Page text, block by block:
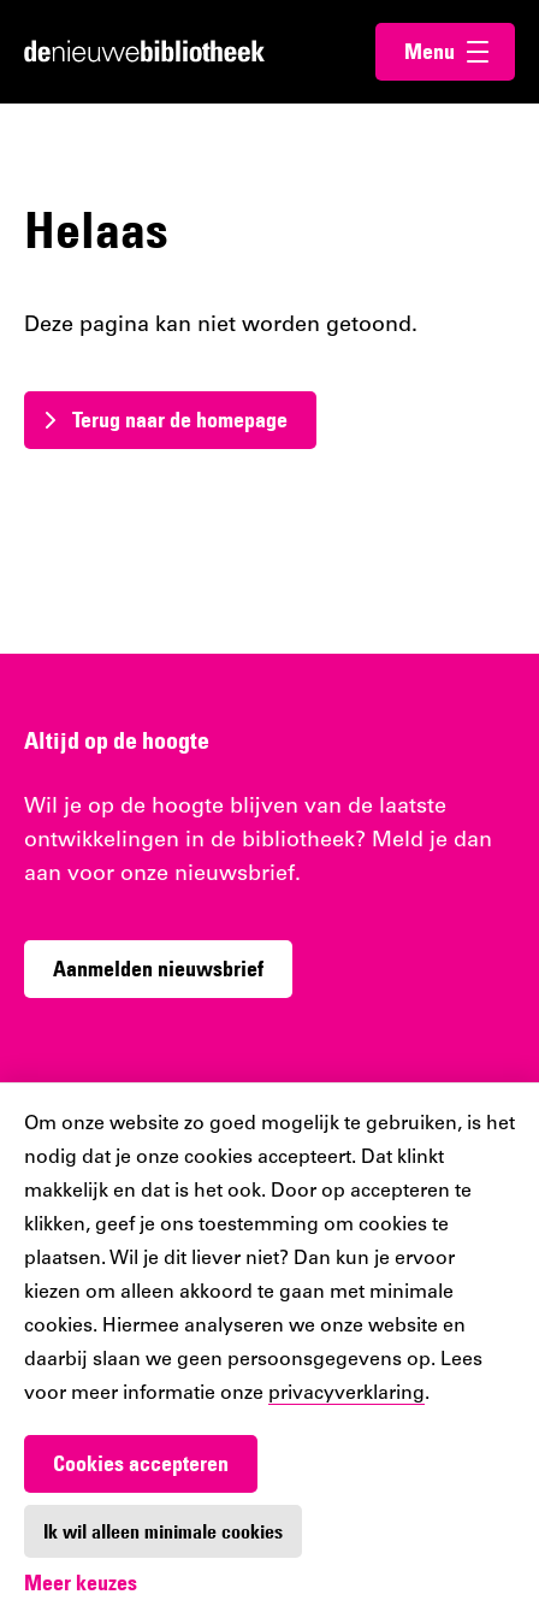
Cookiebar
Om onze website zo goed mogelijk te gebruiken, is het
nodig dat je onze cookies accepteert. Dat klinkt
makkelijk en dat is het ook. Door op accepteren te
klikken, geef je ons toestemming om cookies te
plaatsen. Wil je dit liever niet? Dan kun je ervoor
kiezen om alleen akkoord te gaan met minimale
cookies. Hiermee analyseren we onze website en
daarbij slaan we geen persoonsgegevens op. Lees
voor meer informatie onze privacyverklaring.
Cookies accepteren
Ik wil alleen minimale cookies
Meer keuzes
direct
direct
Ga
Menu
openen
Helaas
Deze pagina kan niet worden getoond.
Terug naar de homepage
Altijd op de hoogte
Wil je op de hoogte blijven van de laatste
ontwikkelingen in de bibliotheek? Meld je dan
aan voor onze nieuwsbrief.
Aanmelden nieuwsbrief
Sociaal
Volg jij ons al?
Ons
account
Ons
account
Ons
Instagram
account
Ons
account
Ons
account
Werken bij De Nieuwe Bibliotheek
Digitoegankelijkheid